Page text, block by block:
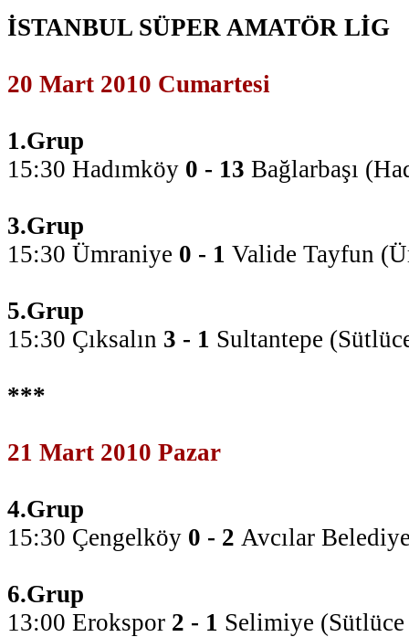
İSTANBUL SÜPER AMATÖR LİG
20 Mart 2010 Cumartesi
1.Grup
15:30 Hadımköy 0 - 13 Bağlarbaşı
3.Grup
15:30 Ümraniye 0 - 1 Valide Tayfun
5.Grup
15:30 Çıksalın 3 - 1 Sultantepe
***
21 Mart 2010 Pazar
4.Grup
15:30 Çengelköy 0 - 2 Avcılar
6.Grup
13:00 Erokspor 2 - 1 Selimiye (Sütlüce